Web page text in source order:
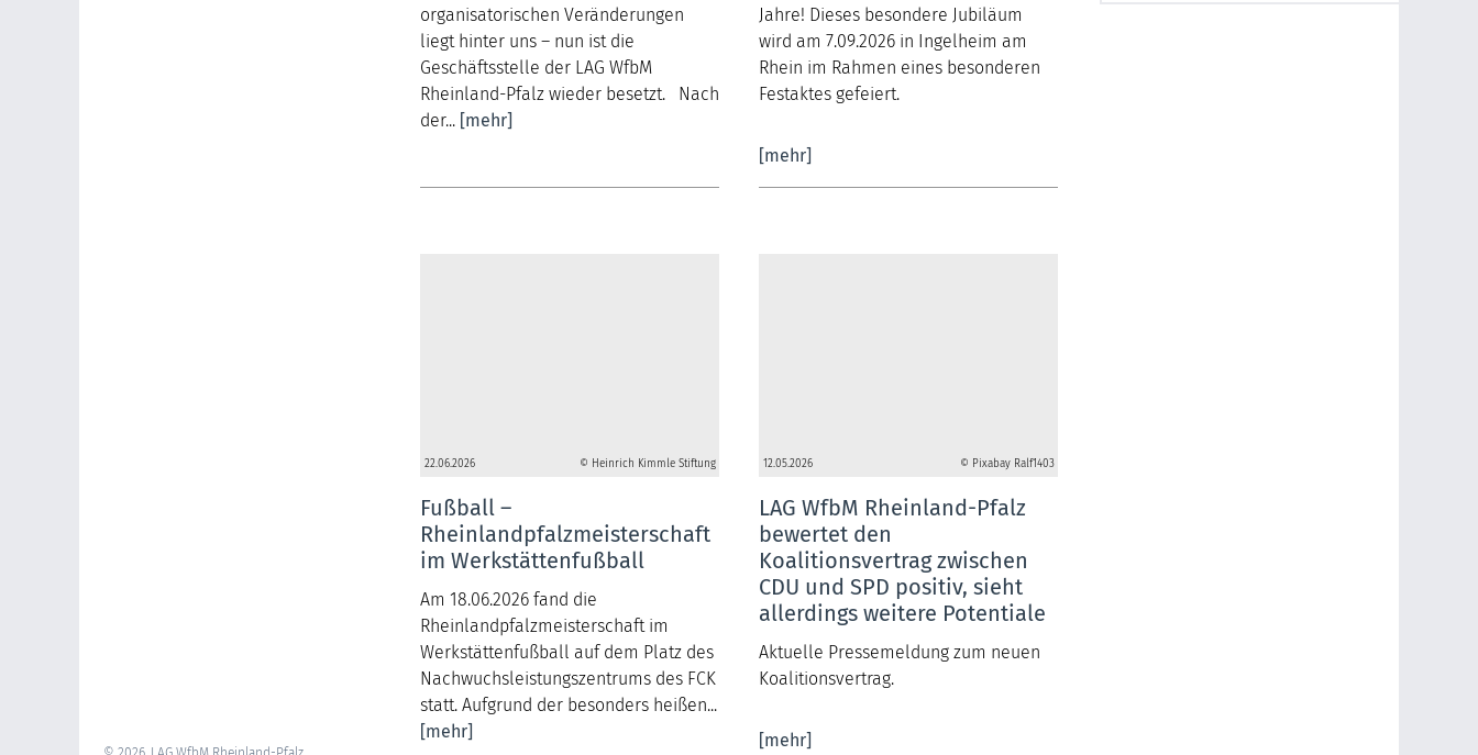
organisatorischen Veränderungen
liegt hinter uns – nun ist die
Geschäftsstelle der LAG WfbM
Rheinland-Pfalz wieder besetzt. Nach
der... [mehr]
Jahre! Dieses besondere Jubiläum
wird am 7.09.2026 in Ingelheim am
Rhein im Rahmen eines besonderen
Festaktes gefeiert.
[mehr]
22.06.2026 © Heinrich Kimmle Stiftung
Fußball –
Rheinlandpfalzmeisterschaft
im Werkstättenfußball
Am 18.06.2026 fand die
Rheinlandpfalzmeisterschaft im
Werkstättenfußball auf dem Platz des
Nachwuchsleistungszentrums des FCK
statt. Aufgrund der besonders heißen...
[mehr]
12.05.2026 © Pixabay Ralf1403
LAG WfbM Rheinland-Pfalz
bewertet den
Koalitionsvertrag zwischen
CDU und SPD positiv, sieht
allerdings weitere Potentiale
Aktuelle Pressemeldung zum neuen
Koalitionsvertrag.
[mehr]